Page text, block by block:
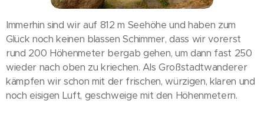
Immerhin sind wir auf 812 m Seehöhe und haben zum
Glück noch keinen blassen Schimmer, dass wir vorerst
rund 200 Höhenmeter bergab gehen, um dann fast 250
wieder nach oben zu kriechen. Als Großstadtwanderer
kämpfen wir schon mit der frischen, würzigen, klaren und
noch eisigen Luft, geschweige mit den Höhenmetern.